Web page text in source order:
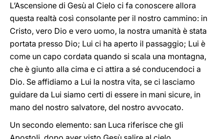
L’Ascensione di Gesù al Cielo ci fa conoscere allora
questa realtà così consolante per il nostro cammino: in
Cristo, vero Dio e vero uomo, la nostra umanità è stata
portata presso Dio; Lui ci ha aperto il passaggio; Lui è
come un capo cordata quando si scala una montagna,
che è giunto alla cima e ci attira a sé conducendoci a
Dio. Se affidiamo a Lui la nostra vita, se ci lasciamo
guidare da Lui siamo certi di essere in mani sicure, in
mano del nostro salvatore, del nostro avvocato.
Un secondo elemento: san Luca riferisce che gli